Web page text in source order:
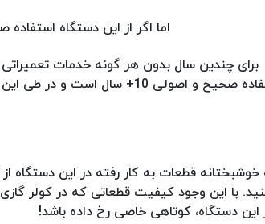
اما اگر از این دستگاه
چندین سال بدون هر گونه خدمات تعمیراتی
کنید. با این وجود می توان گفت که طول عمر مفید کولر گازی بایترون در صورت استفاده
قطعات به کار رفته در این دستگاه
با این وجود کیفیت قطعاتی که در کولر گازی
این دستگاه، کوتاهی خاصی رخ داده باشد!